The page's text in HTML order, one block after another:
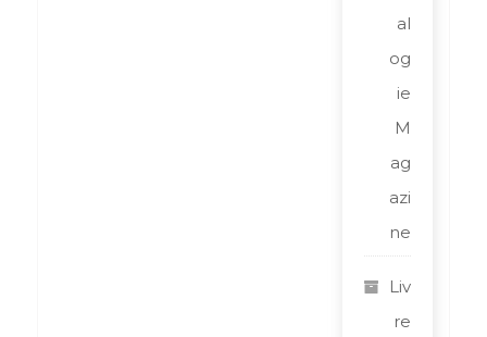
al
og
ie
M
ag
azi
ne
Liv
re